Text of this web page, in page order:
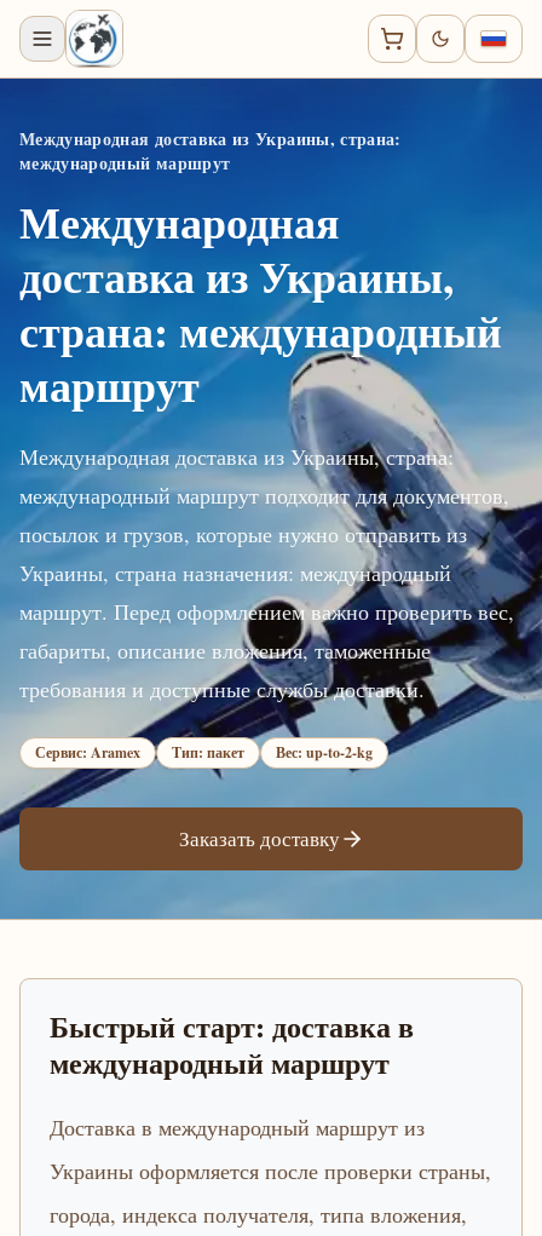
Международная доставка из Украины, страна:
международный маршрут
Международная
доставка из Украины,
страна: международный
маршрут
Международная доставка из Украины, страна:
международный маршрут подходит для документов,
посылок и грузов, которые нужно отправить из
Украины, страна назначения: международный
маршрут. Перед оформлением важно проверить вес,
габариты, описание вложения, таможенные
требования и доступные службы доставки.
Сервис: Aramex Тип: пакет Вес: up-to-2-kg
Заказать доставку
Быстрый старт: доставка в
международный маршрут
Доставка в международный маршрут из
Украины оформляется после проверки страны,
города, индекса получателя, типа вложения,